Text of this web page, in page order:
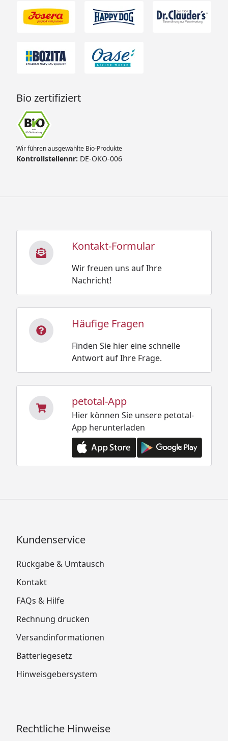
Bio zertifiziert
Wir führen ausgewählte Bio-Produkte
Kontrollstellennr: DE-ÖKO-006
Kontakt-Formular
Wir freuen uns auf Ihre
Nachricht!
Häufige Fragen
Finden Sie hier eine schnelle
Antwort auf Ihre Frage.
petotal-App
Hier können Sie unsere petotal-
App herunterladen
Kundenservice
Rückgabe & Umtausch
Kontakt
FAQs & Hilfe
Rechnung drucken
Versandinformationen
Batteriegesetz
Hinweisgebersystem
Rechtliche Hinweise